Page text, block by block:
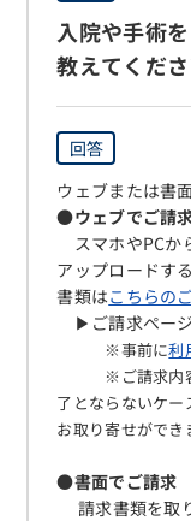
入院や手術
教えてくださ
回答
ウェブまたは書
●ウェブでご請
スマホやPCか
アップロードす
書類はこちらの
▶ご請求ページ
※事前に利
※ご請求内容
了とならないケー
お取り寄せができ
●書面でご請求
請求書類を取